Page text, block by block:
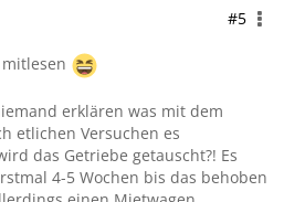
#5
erklären was mit dem
etlichen Versuchen es
das Getriebe getauscht?! Es
4-5 Wochen bis das behoben